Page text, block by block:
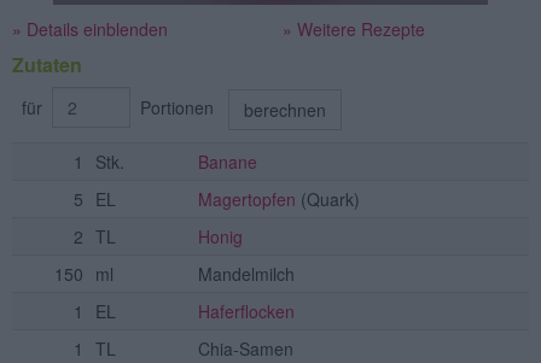
» Details einblenden » Weitere Rezepte
Zutaten
für Portionen berechnen
1 Stk.
Banane
5 EL Magertopfen (Quark)
2 TL
Honig
150 ml
Mandelmilch
1
EL
Haferflocken
1
TL
Chia-Samen